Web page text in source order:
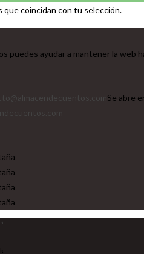
coincidan con tu selección.
puedes ayudar a mantener la web
Se abre